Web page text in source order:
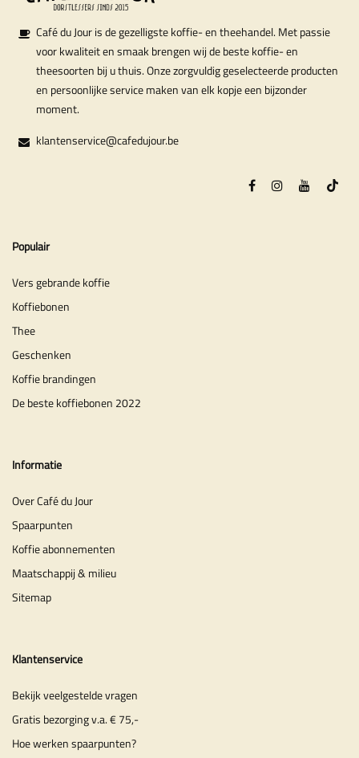
Café du Jour is de gezelligste koffie- en theehandel. Met passie
voor kwaliteit en smaak brengen wij de beste koffie- en
theesoorten bij u thuis. Onze zorgvuldig geselecteerde producten
en persoonlijke service maken van elk kopje een bijzonder
moment.
klantenservice@cafedujour.be
Populair
Vers gebrande koffie
Koffiebonen
Thee
Geschenken
Koffie brandingen
De beste koffiebonen 2022
Informatie
Over Café du Jour
Spaarpunten
Koffie abonnementen
Maatschappij & milieu
Sitemap
Klantenservice
Bekijk veelgestelde vragen
Gratis bezorging v.a. € 75,-
Hoe werken spaarpunten?